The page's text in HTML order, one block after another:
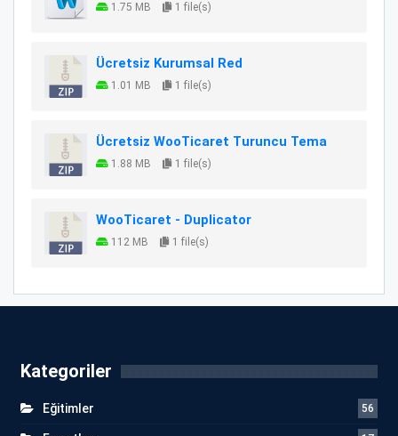
1.75 MB 1 file(s)
Ücretsiz Kurumsal Red
1.01 MB 1 file(s)
Ücretsiz WooTicaret Turuncu Tema
1.88 MB 1 file(s)
WooTicaret - Duplicator
112 MB 1 file(s)
Kategoriler
Eğitimler 56